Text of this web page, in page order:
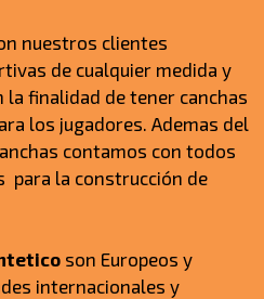
nuestros clientes
de cualquier medida y
la finalidad de tener canchas
los jugadores. Ademas del
contamos con todos
para la construcción de
son Europeos y
internacionales y